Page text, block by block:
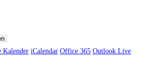
Kalender iCalendar Office 365 Outlook Live